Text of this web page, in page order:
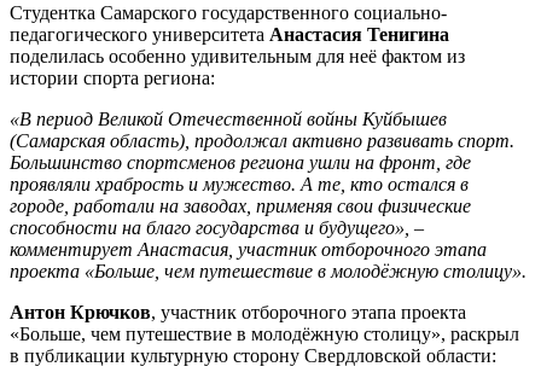
Студентка Самарского государственного социально-
педагогического университета Анастасия Тенигина
поделилась особенно удивительным для неё фактом из
истории спорта региона:
«В период Великой Отечественной войны Куйбышев
(Самарская область), продолжал активно развивать спорт.
Большинство спортсменов региона ушли на фронт, где
проявляли храбрость и мужество. А те, кто остался в
городе, работали на заводах, применяя свои физические
способности на благо государства и будущего», –
комментирует Анастасия, участник отборочного этапа
проекта «Больше, чем путешествие в молодёжную столицу».
Антон Крючков, участник отборочного этапа проекта
«Больше, чем путешествие в молодёжную столицу», раскрыл
в публикации культурную сторону Свердловской области: